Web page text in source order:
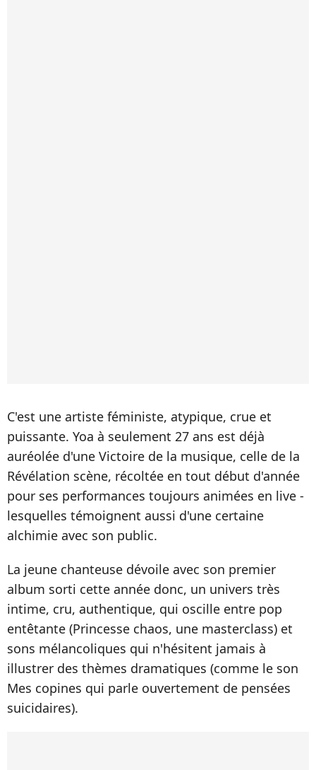
C'est une artiste féministe, atypique, crue et
puissante. Yoa à seulement 27 ans est déjà
auréolée d'une Victoire de la musique, celle de la
Révélation scène, récoltée en tout début d'année
pour ses performances toujours animées en live -
lesquelles témoignent aussi d'une certaine
alchimie avec son public.
La jeune chanteuse dévoile avec son premier
album sorti cette année donc, un univers très
intime, cru, authentique, qui oscille entre pop
entêtante (Princesse chaos, une masterclass) et
sons mélancoliques qui n'hésitent jamais à
illustrer des thèmes dramatiques (comme le son
Mes copines qui parle ouvertement de pensées
suicidaires).